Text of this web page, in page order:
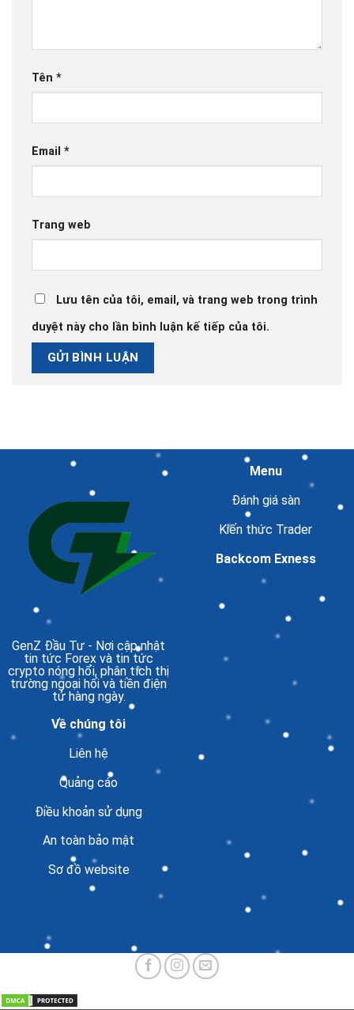
Tên *
Email *
Trang web
Lưu tên của tôi, email, và trang web trong trình
duyệt này cho lần bình luận kế tiếp của tôi.
GenZ Đầu Tư - Nơi cập nhật
tin tức Forex và tin tức
crypto nóng hổi, phân tích thị
trường ngoại hối và tiền điện
tử hàng ngày.
Menu
Đánh giá sàn
Kiến thức Trader
Backcom Exness
Về chúng tôi
Liên hệ
Quảng cáo
Điều khoản sử dụng
An toàn bảo mật
Sơ đồ website